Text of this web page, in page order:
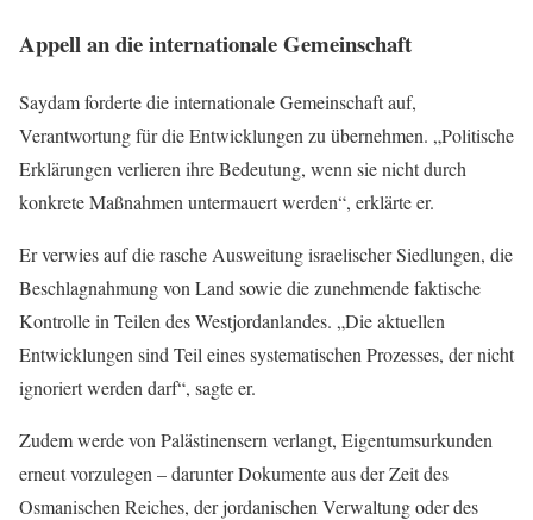
Appell an die internationale Gemeinschaft
Saydam forderte die internationale Gemeinschaft auf,
Verantwortung für die Entwicklungen zu übernehmen. „Politische
Erklärungen verlieren ihre Bedeutung, wenn sie nicht durch
konkrete Maßnahmen untermauert werden“, erklärte er.
Er verwies auf die rasche Ausweitung israelischer Siedlungen, die
Beschlagnahmung von Land sowie die zunehmende faktische
Kontrolle in Teilen des Westjordanlandes. „Die aktuellen
Entwicklungen sind Teil eines systematischen Prozesses, der nicht
ignoriert werden darf“, sagte er.
Zudem werde von Palästinensern verlangt, Eigentumsurkunden
erneut vorzulegen – darunter Dokumente aus der Zeit des
Osmanischen Reiches, der jordanischen Verwaltung oder des